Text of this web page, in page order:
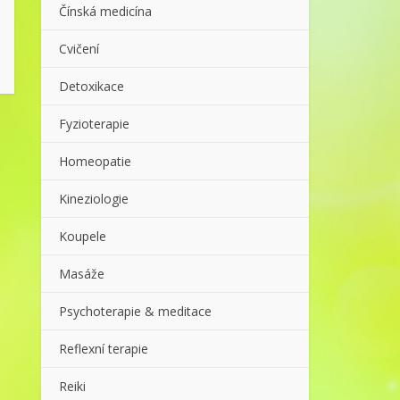
Čínská medicína
Cvičení
Detoxikace
Fyzioterapie
Homeopatie
Kineziologie
Koupele
Masáže
Psychoterapie & meditace
Reflexní terapie
Reiki